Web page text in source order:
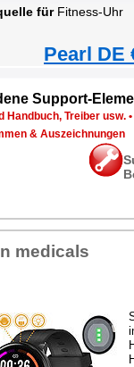
fürFitness-Uhr
Pearl DE
Support-
Handbuch, Treiber usw. •
& Auszeichnungen
medicals